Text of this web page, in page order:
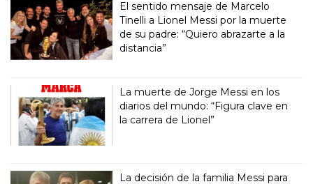
El sentido mensaje de Marcelo
Tinelli a Lionel Messi por la muerte
de su padre: “Quiero abrazarte a la
distancia”
La muerte de Jorge Messi en los
diarios del mundo: “Figura clave en
la carrera de Lionel”
La decisión de la familia Messi para